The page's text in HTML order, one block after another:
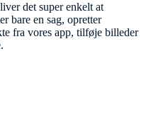
det super enkelt at
bare en sag, opretter
fra vores app, tilføje billeder